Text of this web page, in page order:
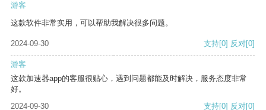
游客
这款软件非常实用，可以帮助我解决很多问题。
2024-09-30 支持[0] 反对[0]
游客
这款加速器app的客服很贴心，遇到问题都能及时解决，服务态度非常
好。
2024-09-30
支持[0] 反对[0]